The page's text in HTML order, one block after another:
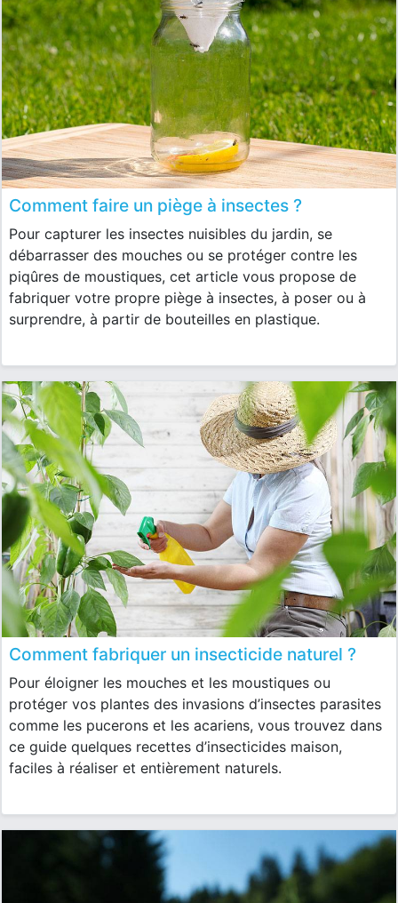
Comment faire un piège à insectes ?
Pour capturer les insectes nuisibles du jardin, se
débarrasser des mouches ou se protéger contre les
piqûres de moustiques, cet article vous propose de
fabriquer votre propre piège à insectes, à poser ou à
surprendre, à partir de bouteilles en plastique.
Comment fabriquer un insecticide naturel ?
Pour éloigner les mouches et les moustiques ou
protéger vos plantes des invasions d’insectes parasites
comme les pucerons et les acariens, vous trouvez dans
ce guide quelques recettes d’insecticides maison,
faciles à réaliser et entièrement naturels.